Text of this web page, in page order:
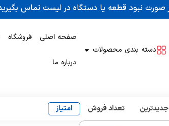
دسته بندی محصولات
صفحه اصلی فروشگاه
درباره ما
جدیدترین تعداد فروش امتیاز